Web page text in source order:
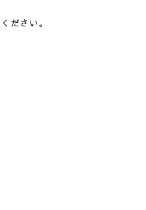
ださい。